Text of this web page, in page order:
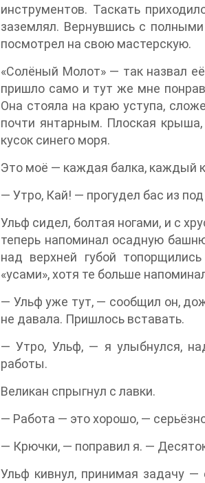
инструментов. Таскать
заземлял. Вернувшись с
посмотрел на свою мастерскую.
«Солёный Молот» — так назвал
пришло само и тут же мне
Она стояла на краю уступа,
почти янтарным. Плоская
кусок синего моря.
Это моё — каждая балка, каждый
— Утро, Кай! — прогудел бас из
Ульф сидел, болтая ногами, и с
теперь напоминал осадную
над верхней губой
«усами», хотя те больше
— Ульф уже тут, — сообщил он,
не давала. Пришлось вставать.
— Утро, Ульф, — я улыбнулся,
работы.
Великан спрыгнул с лавки.
— Работа — это хорошо, —
— Крючки, — поправил я. —
Ульф кивнул, принимая задачу